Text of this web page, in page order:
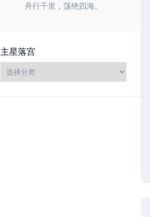
舟行千里，荡绝四海。
主星落宫